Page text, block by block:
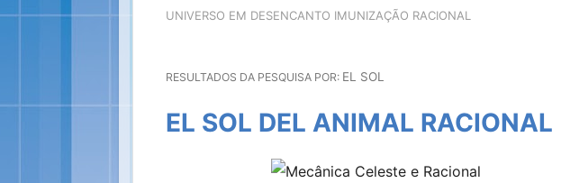
UNIVERSO EM DESENCANTO IMUNIZAÇÃO RACIONAL
RESULTADOS DA PESQUISA POR: EL SOL
EL SOL DEL ANIMAL RACIONAL